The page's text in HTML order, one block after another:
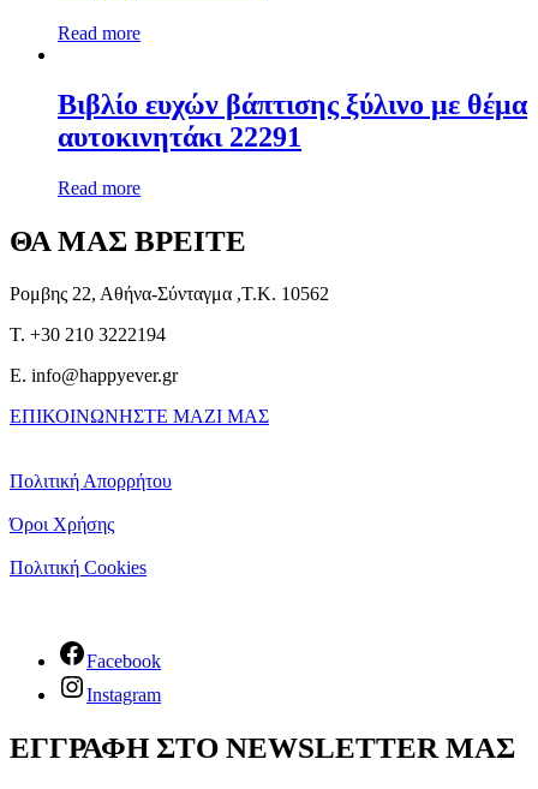
Read more
Βιβλίο ευχών βάπτισης ξύλινο με θέμα
αυτοκινητάκι 22291
Read more
ΘΑ ΜΑΣ ΒΡΕΙΤΕ
Ρομβης 22, Αθήνα-Σύνταγμα ,Τ.Κ. 10562
T. +30 210 3222194
E. info@happyever.gr
ΕΠΙΚΟΙΝΩΝΗΣΤΕ ΜΑΖΙ ΜΑΣ
Πολιτική Απορρήτου
Όροι Χρήσης
Πολιτική Cookies
Facebook
Instagram
ΕΓΓΡΑΦΗ ΣΤΟ NEWSLETTER ΜΑΣ